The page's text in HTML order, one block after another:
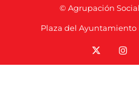
© Agrupación
Plaza del Ayuntamiento